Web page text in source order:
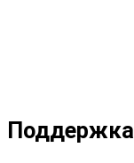
Поддержка